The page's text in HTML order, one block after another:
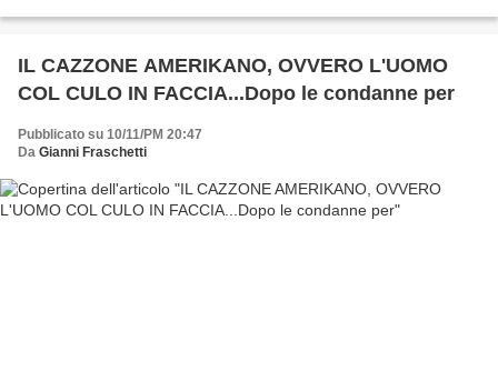
IL CAZZONE AMERIKANO, OVVERO L'UOMO
COL CULO IN FACCIA...Dopo le condanne per
Pubblicato su 10/11/PM 20:47
Da Gianni Fraschetti